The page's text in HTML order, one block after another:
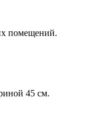
помещений.
45 см.